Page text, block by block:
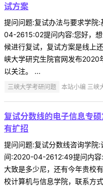
试方案
提问问题:复试办法与要求学
04-2615:02提问内容:您好，
候进行复试，复试方案是线上
峡大学研究生院官网发布2020
以关注。 ...
三峡大学考研问题 本站小编 三峡
复试分数线的电子信息专
有扩招
提问问题:复试分数线咨询学
间:2020-04-2612:49提问内容
大致是多少尼，还有今年贵校
校计算机与信息学院，联系方